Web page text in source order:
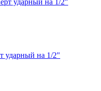
ударный на 1/2"